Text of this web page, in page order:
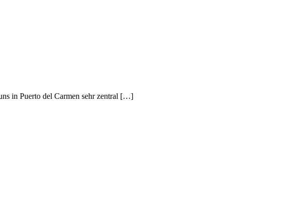
in Puerto del Carmen sehr zentral […]